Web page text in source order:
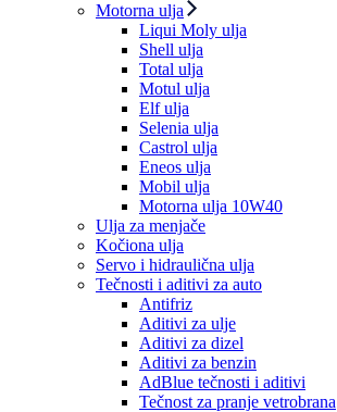
Motorna ulja
Liqui Moly ulja
Shell ulja
Total ulja
Motul ulja
Elf ulja
Selenia ulja
Castrol ulja
Eneos ulja
Mobil ulja
Motorna ulja 10W40
Ulja za menjače
Kočiona ulja
Servo i hidraulična ulja
Tečnosti i aditivi za auto
Antifriz
Aditivi za ulje
Aditivi za dizel
Aditivi za benzin
AdBlue tečnosti i aditivi
Tečnost za pranje vetrobrana